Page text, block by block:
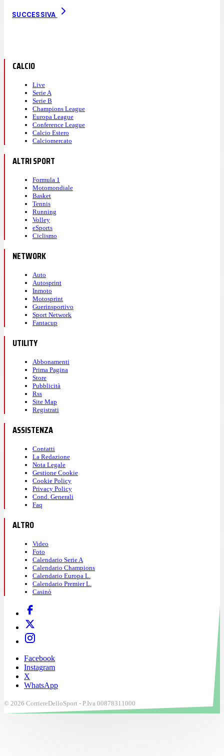
SUCCESSIVA
CALCIO
Live
Serie A
Serie B
Champions League
Europa League
Conference League
Calcio Estero
Calciomercato
ALTRI SPORT
Formula 1
Motomondiale
Basket
Tennis
Running
Volley
eSports
Ciclismo
NETWORK
Auto
Autosprint
Inmoto
Motosprint
Guerinsportivo
Sport Network
Fantacup
UTILITY
Abbonamenti
Prima Pagina
Store
Pubblicità
Rss
Site Map
Registrati
ASSISTENZA
Contatti
La Redazione
Nota Legale
Gestione Cookie
Cookie Policy
Privacy Policy
Cond. Generali
Faq
ALTRO
Video
Foto
Calendario Serie A
Calendario Champions
Calendario Europa L.
Calendario Premier L.
Casinò
Facebook
Instagram
X
WhatsApp
© 2026 CorriereDelloSport - P.Iva 00878311000